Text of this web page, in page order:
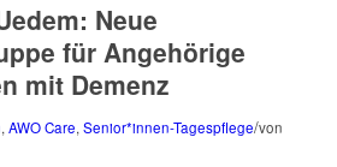
Neue
für Angehörige
mit Demenz
, AWO Care, Senior*innen-Tagespflege/von